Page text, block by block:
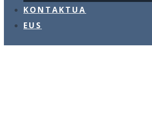
KONTAKTUA
EUS